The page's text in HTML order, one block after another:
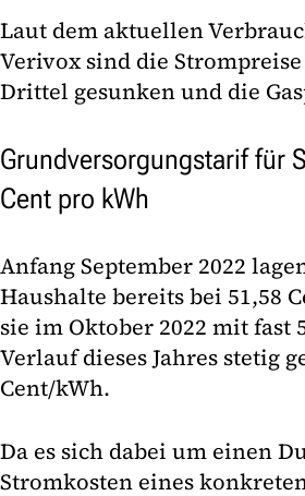
Laut dem aktuellen
Verivox sind die
Drittel gesunken und die
Grundversorgungstarif für
Cent pro kWh
Anfang September 2022
Haushalte bereits bei 51,58
sie im Oktober 2022 mit fast
Verlauf dieses Jahres stetig
Cent/kWh.
Da es sich dabei um einen
Stromkosten eines